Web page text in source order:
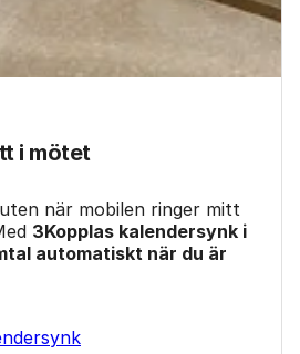
i mötet
när mobilen ringer mitt
3Kopplas kalendersynk i
automatiskt när du är